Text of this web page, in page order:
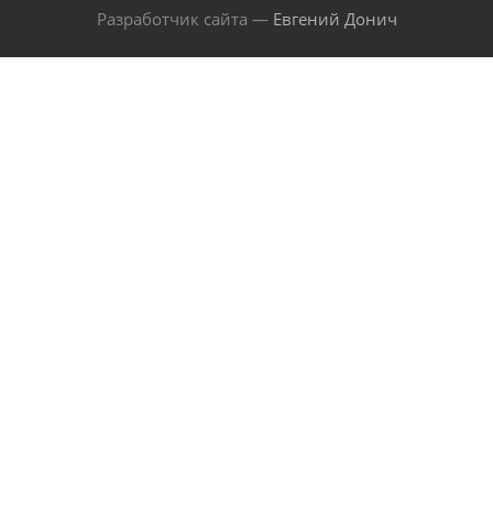
Разработчик сайта — Евгений Донич